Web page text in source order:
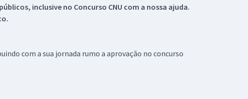
inclusive no Concurso CNU com a nossa ajuda.
com a sua jornada rumo a aprovação no concurso